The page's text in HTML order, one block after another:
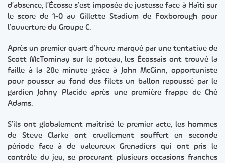
d’absence, l’Écosse s’est imposée de justesse face à Haïti sur
le score de 1-0 au Gillette Stadium de Foxborough pour
l’ouverture du Groupe C.
Après un premier quart d’heure marqué par une tentative de
Scott McTominay sur le poteau, les Écossais ont trouvé la
faille à la 28e minute grâce à John McGinn, opportuniste
pour pousser au fond des filets un ballon repoussé par le
gardien Johny Placide après une première frappe de Ché
Adams.
S’ils ont globalement maîtrisé le premier acte, les hommes
de Steve Clarke ont cruellement souffert en seconde
période face à de valeureux Grenadiers qui ont pris le
contrôle du jeu, se procurant plusieurs occasions franches